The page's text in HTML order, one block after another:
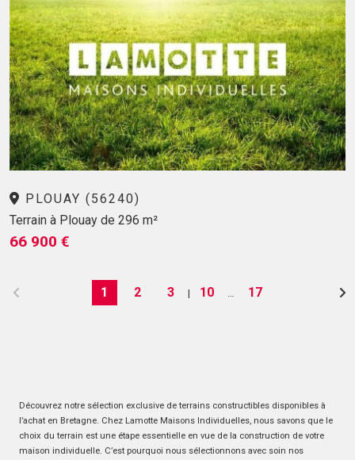
PLOUAY (56240)
Terrain à Plouay de 296 m²
66 900 €
1 2 3 | 10 17
Découvrez notre sélection exclusive de terrains constructibles disponibles à
l’achat en Bretagne. Chez Lamotte Maisons Individuelles, nous savons que le
choix du terrain est une étape essentielle en vue de la construction de votre
maison individuelle. C’est pourquoi nous sélectionnons avec soin nos